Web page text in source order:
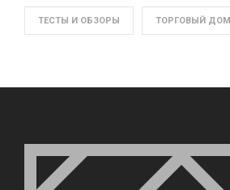
ТЕСТЫ И ОБЗОРЫ ТОРГОВЫЙ ДОМ